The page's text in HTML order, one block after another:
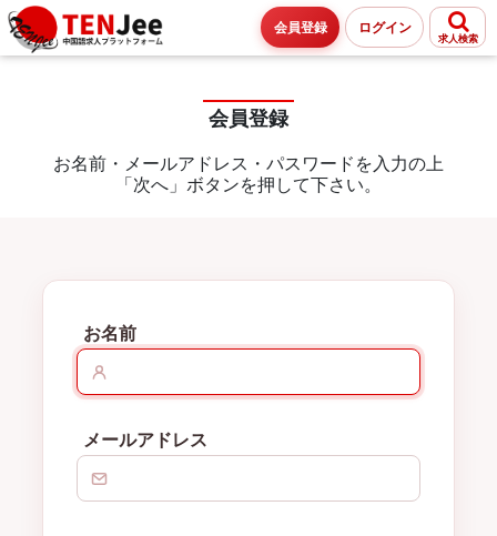
会員登録 ログイン
求人検索
会員登録
お名前・メールアドレス・パスワードを入力の上
「次へ」ボタンを押して下さい。
お名前
メールアドレス